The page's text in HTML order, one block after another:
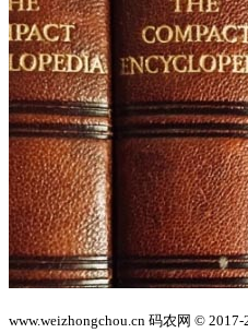
www.weizhongchou.cn 码农网 ©